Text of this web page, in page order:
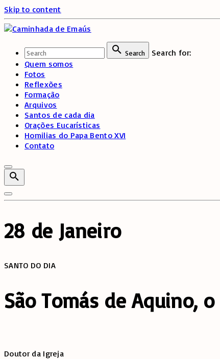
Skip to content
Search
Search for:
Quem somos
Fotos
Reflexões
Formação
Arquivos
Santos de cada dia
Orações Eucarísticas
Homilias do Papa Bento XVI
Contato
28 de Janeiro
SANTO DO DIA
São Tomás de Aquino,
Doutor da Igreja